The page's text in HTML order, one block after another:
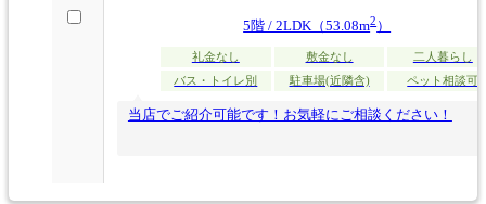
5階 / 2LDK（53.08m2）
礼金なし 敷金なし
二人暮らし
バス・トイレ別
駐車場(近隣含) ペット相談可
当店でご紹介可能です！お気軽にご相談ください！